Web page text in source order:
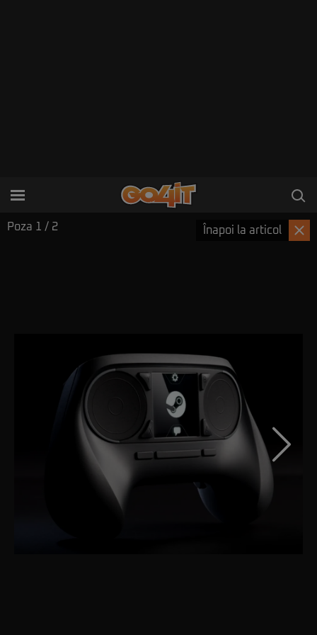
Poza 1 / 2 Înapoi la articol